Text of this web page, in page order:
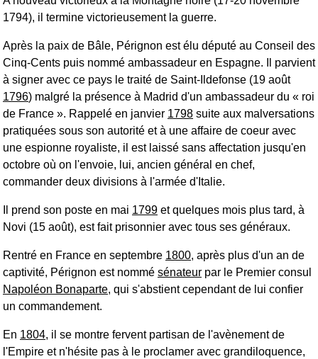
1794), il termine victorieusement la guerre.
Après la paix de Bâle, Pérignon est élu député au Conseil des
Cinq-Cents puis nommé ambassadeur en Espagne. Il parvient
à signer avec ce pays le traité de Saint-Ildefonse (19 août
1796) malgré la présence à Madrid d'un ambassadeur du « roi
de France ». Rappelé en janvier 1798 suite aux malversations
pratiquées sous son autorité et à une affaire de coeur avec
une espionne royaliste, il est laissé sans affectation jusqu'en
octobre où on l'envoie, lui, ancien général en chef,
commander deux divisions à l'armée d'Italie.
Il prend son poste en mai 1799 et quelques mois plus tard, à
Novi (15 août), est fait prisonnier avec tous ses généraux.
Rentré en France en septembre 1800, après plus d'un an de
captivité, Pérignon est nommé sénateur par le Premier consul
Napoléon Bonaparte, qui s'abstient cependant de lui confier
un commandement.
En 1804, il se montre fervent partisan de l'avènement de
l'Empire et n'hésite pas à le proclamer avec grandiloquence,